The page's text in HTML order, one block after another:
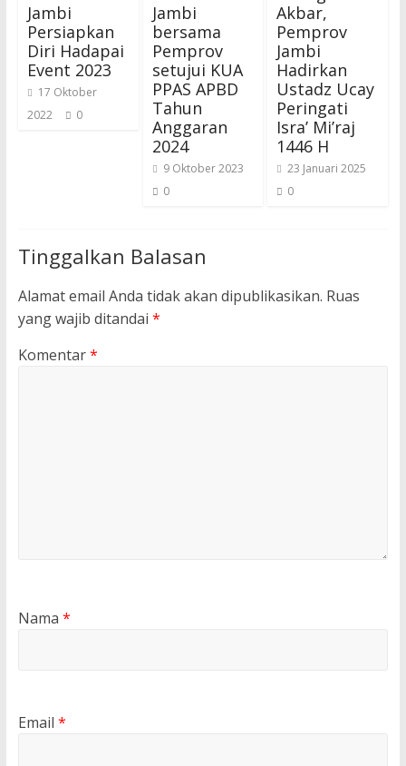
Jambi
Persiapkan
Diri Hadapai
Event 2023
17 Oktober
2022
0
Jambi
bersama
Pemprov
setujui KUA
PPAS APBD
Tahun
Anggaran
2024
9 Oktober 2023
0
Akbar,
Pemprov
Jambi
Hadirkan
Ustadz Ucay
Peringati
Isra’ Mi’raj
1446 H
23 Januari 2025
0
Tinggalkan Balasan
Alamat email Anda tidak akan dipublikasikan. Ruas
yang wajib ditandai *
Komentar*
Nama *
Email *